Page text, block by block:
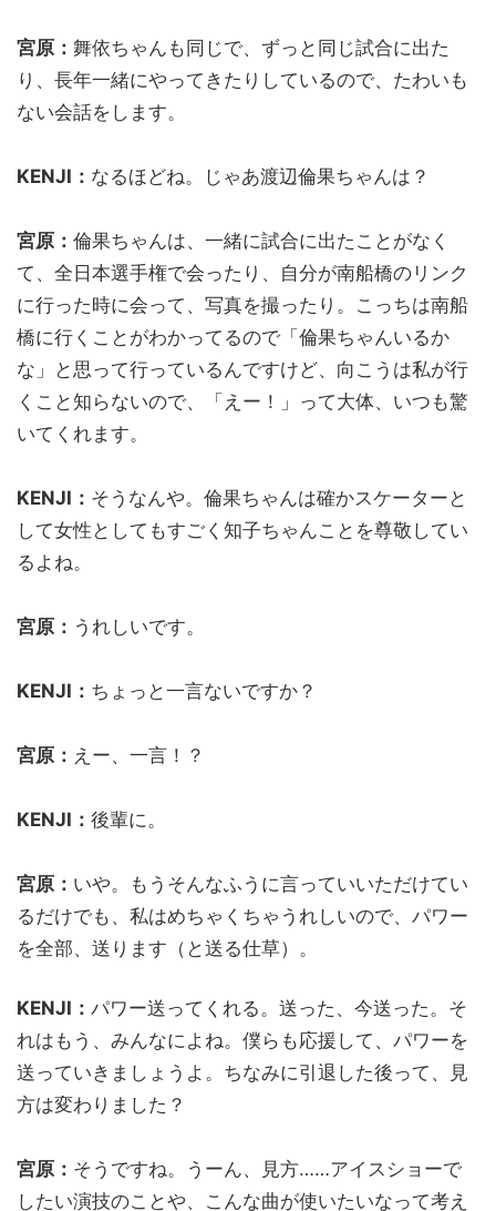
宮原： 舞依ちゃんも同じで、ずっと同じ試合に出た
り、長年一緒にやってきたりしているので、たわいも
ない会話をします。
KENJI： なるほどね。じゃあ渡辺倫果ちゃんは？
宮原： 倫果ちゃんは、一緒に試合に出たことがなく
て、全日本選手権で会ったり、自分が南船橋のリンク
に行った時に会って、写真を撮ったり。こっちは南船
橋に行くことがわかってるので「倫果ちゃんいるか
な」と思って行っているんですけど、向こうは私が行
くこと知らないので、「えー！」って大体、いつも驚
いてくれます。
KENJI： そうなんや。倫果ちゃんは確かスケーターと
して女性としてもすごく知子ちゃんことを尊敬してい
るよね。
宮原： うれしいです。
KENJI： ちょっと一言ないですか？
宮原： えー、一言！？
KENJI： 後輩に。
宮原： いや。もうそんなふうに言っていいただけてい
るだけでも、私はめちゃくちゃうれしいので、パワー
を全部、送ります（と送る仕草）。
KENJI： パワー送ってくれる。送った、今送った。そ
れはもう、みんなによね。僕らも応援して、パワーを
送っていきましょうよ。ちなみに引退した後って、見
方は変わりました？
宮原： そうですね。うーん、見方……アイスショーで
したい演技のことや、こんな曲が使いたいなって考え